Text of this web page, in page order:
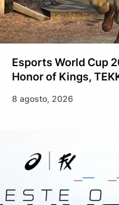
Esports World Cup
Honor of Kings,
8 agosto, 2026